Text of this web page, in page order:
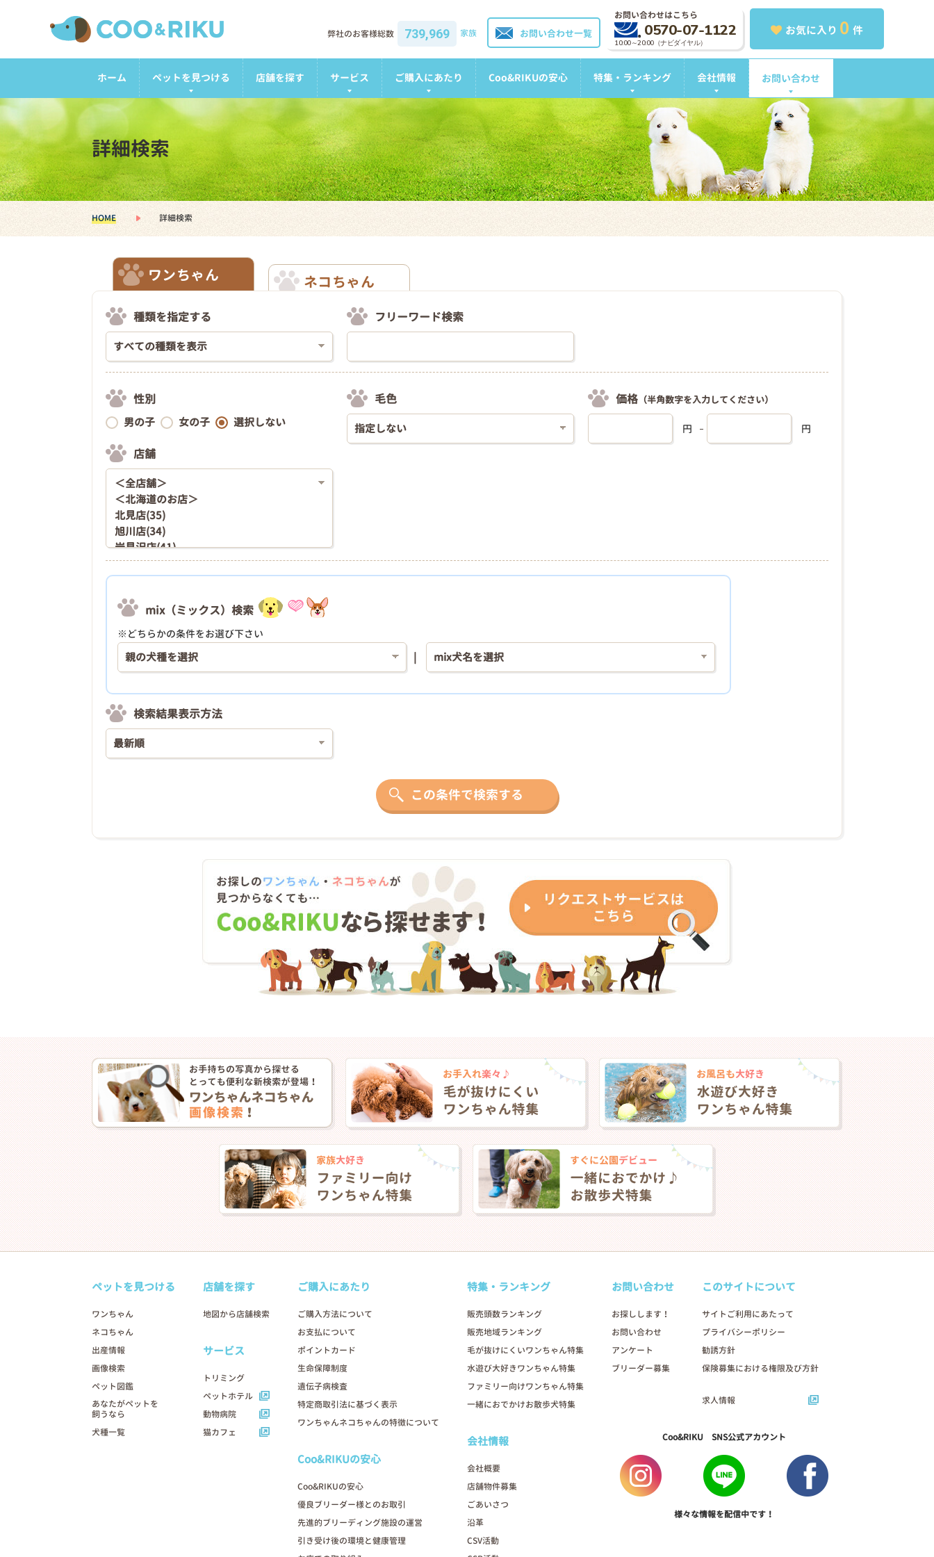
お気に入り 0 件
お問い合わせはこちら
0570-07-1122
10:00～20:00（ナビダイヤル）
お問い合わせ一覧
弊社のお客様総数 739,969 家族
ホーム ペットを見つける 店舗を探す サービス ご購入にあたり Coo&RIKUの安心 特集・ランキング 会社情報 お問い合わせ
詳細検索
HOME 詳細検索
ワンちゃん ネコちゃん
種類を指定する フリーワード検索
性別
男の子 女の子 選択しない
店舗
毛色 価格 （半角数字を入力してください）
円 円
mix（ミックス）検索
※どちらかの条件をお選び下さい
検索結果表示方法
この条件で検索する
ペットを見つける
ワンちゃん
ネコちゃん
出産情報
画像検索
ペット図鑑
あなたがペットを
飼うなら
犬種一覧
店舗を探す
地図から店舗検索
サービス
トリミング
ペットホテル
動物病院
猫カフェ
ご購入にあたり
ご購入方法について
お支払について
ポイントカード
生命保障制度
遺伝子病検査
特定商取引法に基づく表示
ワンちゃんネコちゃんの特徴について
Coo&RIKUの安心
Coo&RIKUの安心
優良ブリーダー様とのお取引
先進的ブリーディング施設の運営
引き受け後の環境と健康管理
特集・ランキング
販売頭数ランキング
販売地域ランキング
毛が抜けにくいワンちゃん特集
水遊び大好きワンちゃん特集
ファミリー向けワンちゃん特集
一緒におでかけお散歩犬特集
会社情報
会社概要
店舗物件募集
ごあいさつ
沿革
CSV活動
お問い合わせ
お探しします！
お問い合わせ
アンケート
ブリーダー募集
このサイトについて
サイトご利用にあたって
プライバシーポリシー
勧誘方針
保険募集における権限及び方針
求人情報
Coo&RIKU SNS公式アカウント
様々な情報を配信中です！